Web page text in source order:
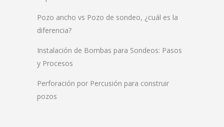
Pozo ancho vs Pozo de sondeo, ¿cuál es la
diferencia?
Instalación de Bombas para Sondeos: Pasos
y Procesos
Perforación por Percusión para construir
pozos